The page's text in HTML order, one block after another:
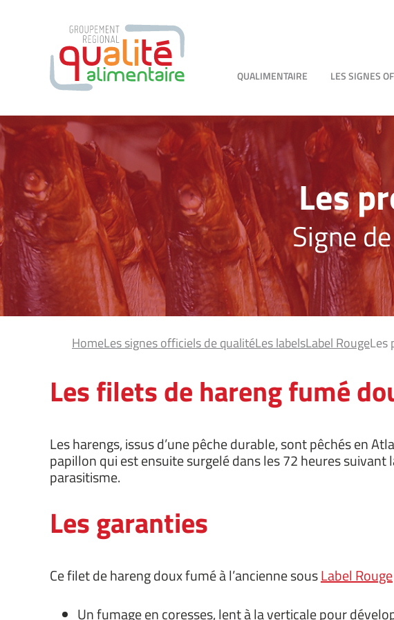
QUALIMENTAIRE LES SIGNES
Les
Signe
HomeLes signes officiels de qualitéLes labelsLabel RougeLes
Les filets de hareng fumé
Les harengs, issus d’une pêche durable, sont pêchés en
papillon qui est ensuite surgelé dans les 72 heures
parasitisme.
Les garanties
Ce filet de hareng doux fumé à l’ancienne sousLabel Rouge
Un fumage en coresses, lent à la verticale pour